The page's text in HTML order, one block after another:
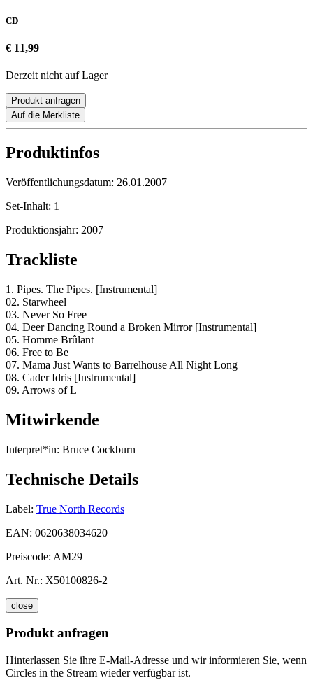
CD
€ 11,99
Derzeit nicht auf Lager
Produkt anfragen
Auf die Merkliste
Produktinfos
Veröffentlichungsdatum: 26.01.2007
Set-Inhalt: 1
Produktionsjahr: 2007
Trackliste
1. Pipes. The Pipes. [Instrumental]
02. Starwheel
03. Never So Free
04. Deer Dancing Round a Broken Mirror [Instrumental]
05. Homme Brûlant
06. Free to Be
07. Mama Just Wants to Barrelhouse All Night Long
08. Cader Idris [Instrumental]
09. Arrows of L
Mitwirkende
Interpret*in: Bruce Cockburn
Technische Details
Label: True North Records
EAN: 0620638034620
Preiscode: AM29
Art. Nr.: X50100826-2
close
Produkt anfragen
Hinterlassen Sie ihre E-Mail-Adresse und wir informieren Sie, wenn
Circles in the Stream wieder verfügbar ist.